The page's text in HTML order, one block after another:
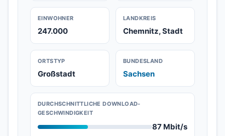
EINWOHNER
247.000
LANDKREIS
Chemnitz, Stadt
ORTSTYP
Großstadt
BUNDESLAND
Sachsen
DURCHSCHNITTLICHE DOWNLOAD-
GESCHWINDIGKEIT
87 Mbit/s